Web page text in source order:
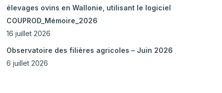
élevages ovins en Wallonie, utilisant le logiciel
COUPROD_Mémoire_2026
16 juillet 2026
Observatoire des filières agricoles – Juin 2026
6 juillet 2026